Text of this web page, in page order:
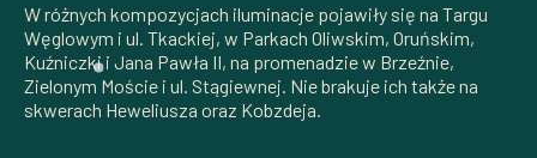
W różnych kompozycjach iluminacje pojawiły się na Targu
Węglowym i ul. Tkackiej, w Parkach Oliwskim, Oruńskim,
Kuźniczki i Jana Pawła II, na promenadzie w Brzeźnie,
Zielonym Moście i ul. Stągiewnej. Nie brakuje ich także na
skwerach Heweliusza oraz Kobzdeja.